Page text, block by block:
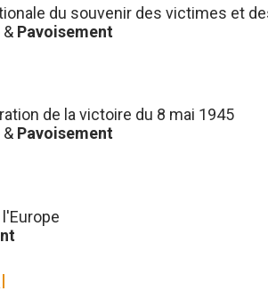
du souvenir des victimes et
& Pavoisement
de la victoire du 8 mai 1945
& Pavoisement